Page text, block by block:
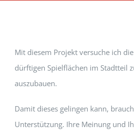
Mit diesem Projekt versuche ich
dürftigen Spielflächen im Stadtteil
auszubauen.
Damit dieses gelingen kann,
Unterstützung. Ihre Meinung und